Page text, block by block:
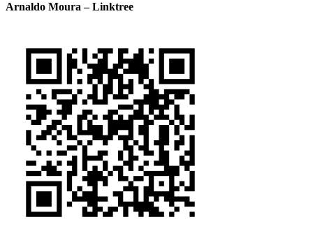
Arnaldo Moura – Linktree